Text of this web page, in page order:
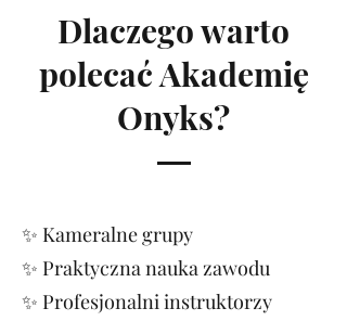
Dlaczego warto
polecać Akademię
Onyks?
✨ Kameralne grupy
✨ Praktyczna nauka zawodu
✨ Profesjonalni instruktorzy